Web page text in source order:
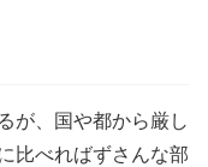
が、国や都から厳し
比べればずさんな部